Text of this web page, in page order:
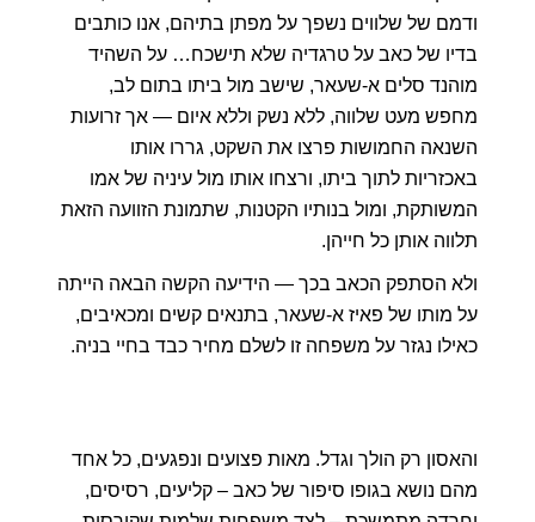
בדיו של כאב על טרגדיה שלא תישכח… על השהיד
מחפש מעט שלווה, ללא נשק וללא איום — אך זרועות
המשותקת, ומול בנותיו הקטנות, שתמונת הזוועה הזאת
תלווה אותן כל חייהן.
כאילו נגזר על משפחה זו לשלם מחיר כבד בחיי בניה.
והאסון רק הולך וגדל. מאות פצועים ונפגעים, כל אחד